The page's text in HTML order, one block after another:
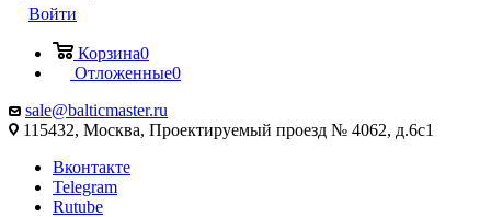
Войти
Корзина0
Отложенные0
sale@balticmaster.ru
115432, Москва, Проектируемый проезд № 4062, д.6с1
Вконтакте
Telegram
Rutube